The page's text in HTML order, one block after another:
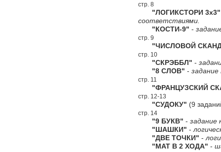
стр. 8
"ЛОГИКСТОРИ 3х3"
соответствиями.
"КОСТИ-9" -
стр. 9
"ЧИСЛОВОЙ
стр. 10
"СКРЭББЛ" -
"8 СЛОВ" - задание
стр. 11
"ФРАНЦУЗСКИЙ
стр. 12-13
"СУДОКУ" (9
стр. 14
"9 БУКВ" - задание
"ШАШКИ" -
"ДВЕ ТОЧКИ" -
"МАТ В 2 ХОДА" -